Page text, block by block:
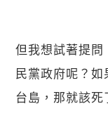
但我想試著提
民黨政府呢？
台島，那就該死